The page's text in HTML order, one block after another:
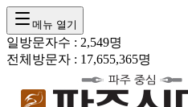
메뉴 열기
일방문자수 : 2,549명
전체방문자 : 17,655,365명